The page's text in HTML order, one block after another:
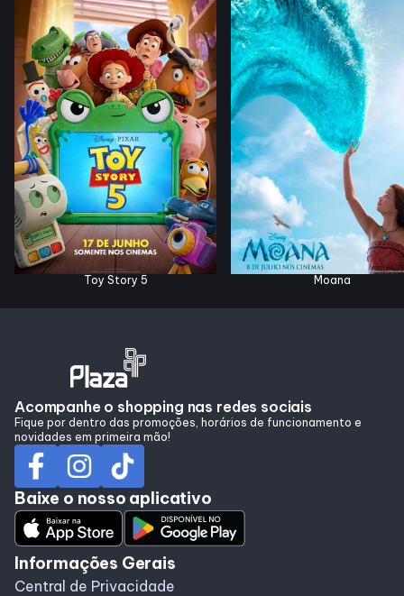
Horários
Entretenimento
Cinema
Eventos
Fique por Dentro
Alimentação
Programa de Benefícios
Toy Story 5 Moana
Acompanhe o shopping nas redes sociais
Fique por dentro das promoções, horários de funcionamento e
novidades em primeira mão!
Baixe o nosso aplicativo
Informações Gerais
Central de Privacidade